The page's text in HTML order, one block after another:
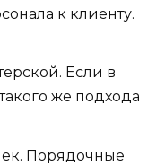
к клиенту.
Если в
же подхода
Порядочные